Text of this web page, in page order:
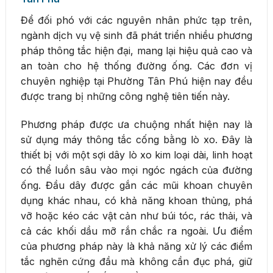
Để đối phó với các nguyên nhân phức tạp trên,
ngành dịch vụ vệ sinh đã phát triển nhiều phương
pháp thông tắc hiện đại, mang lại hiệu quả cao và
an toàn cho hệ thống đường ống. Các đơn vị
chuyên nghiệp tại Phường Tân Phú hiện nay đều
được trang bị những công nghệ tiên tiến này.
Phương pháp được ưa chuộng nhất hiện nay là
sử dụng máy thông tắc cống bằng lò xo. Đây là
thiết bị với một sợi dây lò xo kim loại dài, linh hoạt
có thể luồn sâu vào mọi ngóc ngách của đường
ống. Đầu dây được gắn các mũi khoan chuyên
dụng khác nhau, có khả năng khoan thủng, phá
vỡ hoặc kéo các vật cản như búi tóc, rác thải, và
cả các khối dầu mỡ rắn chắc ra ngoài. Ưu điểm
của phương pháp này là khả năng xử lý các điểm
tắc nghẽn cứng đầu mà không cần đục phá, giữ